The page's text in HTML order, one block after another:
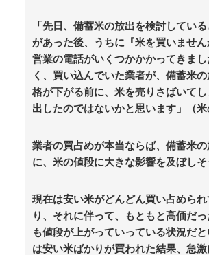
の不毛なやり取りに疲れ果てた・・・ /
NEW!
【顔に異変】「明らかに違う」ドラン
の姿がやばい ※私の本音 / おまとめア
07:09)
【朗報】高瀬くるみ＆浅倉樹々がラン
って呼んで？今日から友達ね！」 / おま
NEW!
(8/9 07:00)
/ おまとめアンテナ NEW! (8/9 06:26)
セレッソ大阪がアル・アハリからシリ
ロ・サバックを獲得へ 2025年のKリー
Powered by livedoor 相互RSS
「先日、備蓄米の放出を検討してい
があった後、うちに『米を買いません
営業の電話がいくつかかかってきま
く、買い込んでいた業者が、備蓄米
格が下がる前に、米を売りさばいて
出したのではないかと思います」（米
業者の買占めが本当ならば、備蓄米
に、米の値段に大きな影響を及ぼしそ
現在は安い米がどんどん買い占めら
り、それに伴って、もともと高価だ
も値段が上がっていっている状況だ
は安い米ばかりが買われた結果、急